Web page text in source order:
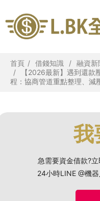
首頁 借錢知識
融資新
【2026最新】遇到還
程：協商管道重點整理、減
我
急需要資金借款?
24小時LINE @機